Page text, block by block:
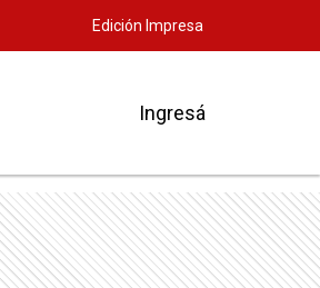
Edición Impresa
Ingresá